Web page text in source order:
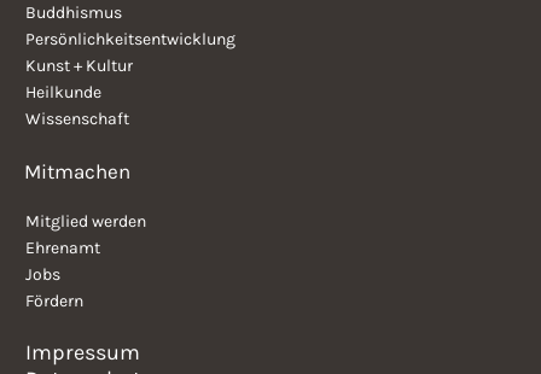
Buddhismus
Persönlichkeitsentwicklung
Kunst + Kultur
Heilkunde
Wissenschaft
Mitmachen
Mitglied werden
Ehrenamt
Jobs
Fördern
Impressum